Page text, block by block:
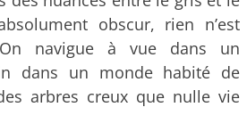
obscur, rien n’est
navigue à vue dans un
dans un monde habité de
arbres creux que nulle vie